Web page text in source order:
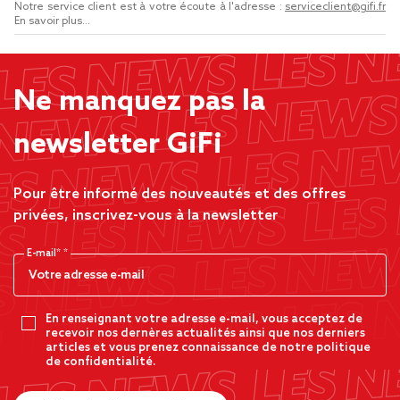
Notre service client est à votre écoute à l'adresse : serviceclient@gifi.fr
En savoir plus...
Ne manquez pas la
newsletter GiFi
Pour être informé des nouveautés et des offres
privées, inscrivez-vous à la newsletter
E-mail*
En renseignant votre adresse e-mail, vous acceptez de
recevoir nos dernères actualités ainsi que nos derniers
articles et vous prenez connaissance de notre politique
de confidentialité.